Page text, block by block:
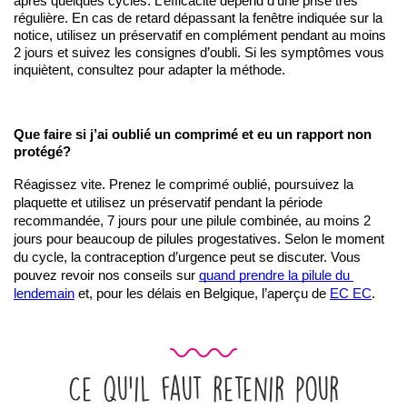
régulière. En cas de retard dépassant la fenêtre indiquée sur la
notice, utilisez un préservatif en complément pendant au moins
2 jours et suivez les consignes d’oubli. Si les symptômes vous
inquiètent, consultez pour adapter la méthode.
Que faire si j’ai oublié un comprimé et eu un rapport non
protégé?
Réagissez vite. Prenez le comprimé oublié, poursuivez la
plaquette et utilisez un préservatif pendant la période
recommandée, 7 jours pour une pilule combinée, au moins 2
jours pour beaucoup de pilules progestatives. Selon le moment
du cycle, la contraception d’urgence peut se discuter. Vous
pouvez revoir nos conseils sur quand prendre la pilule du
lendemain et, pour les délais en Belgique, l’aperçu de EC EC.
Ce qu’il faut retenir pour